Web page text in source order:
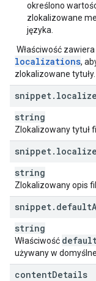
],
"
"
string
],
"
"
]
],
"
string
]
},
"
"
"
"
określono
zlokalizowane
języka.
Właściwość
localizations,
zlokalizowane tytuły.
snippet.
string
Zlokalizowany tytuł
snippet.
string
Zlokalizowany opis
snippet. default
string
Właściwość
używany w
contentDetails